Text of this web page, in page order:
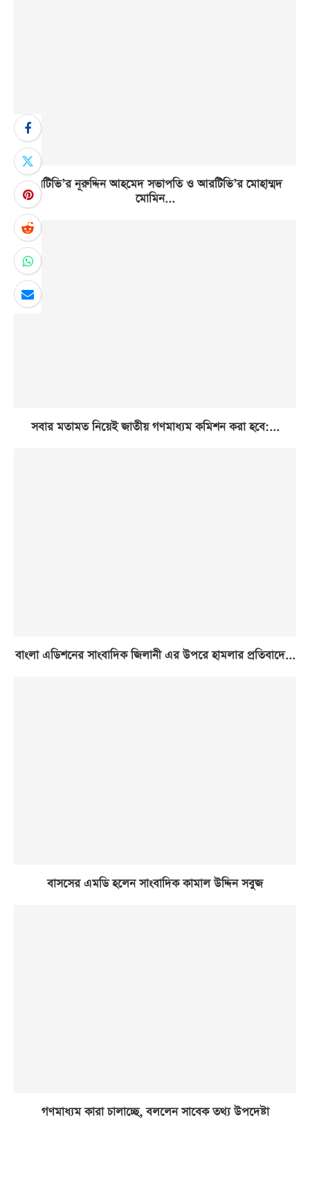
এনটিভি’র নূরুদ্দিন আহমেদ সভাপতি ও আরটিভি’র মোহাম্মদ
মোমিন...
সবার মতামত নিয়েই জাতীয় গণমাধ্যম কমিশন করা হবে:...
বাংলা এডিশনের সাংবাদিক জিলানী এর উপরে হামলার প্রতিবাদে...
বাসসের এমডি হলেন সাংবাদিক কামাল উদ্দিন সবুজ
গণমাধ্যম কারা চালাচ্ছে, বললেন সাবেক তথ্য উপদেষ্টা